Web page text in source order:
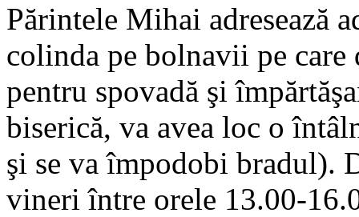
Părintele Mihai adresează
colinda pe bolnavii pe
pentru spovadă şi
biserică, va avea loc o
şi se va împodobi bradul).
vineri între orele 13.00-